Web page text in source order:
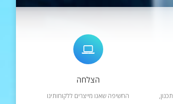
הצלחה
החשיפה שאנו מייצרים ללקוחותינו